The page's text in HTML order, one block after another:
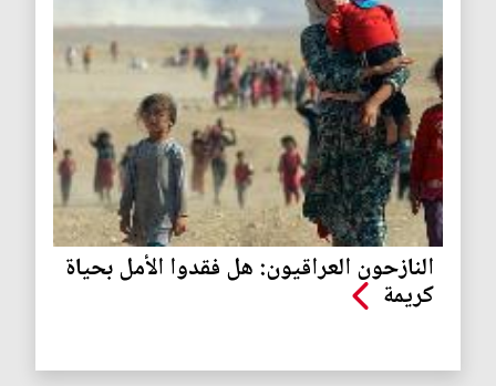
النازحون العراقيون: هل فقدوا الأمل بحياة
كريمة